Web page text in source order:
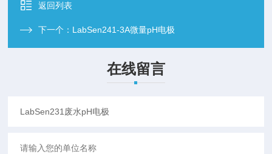
返回列表
下一个： LabSen241-3A微量pH电极
在线留言